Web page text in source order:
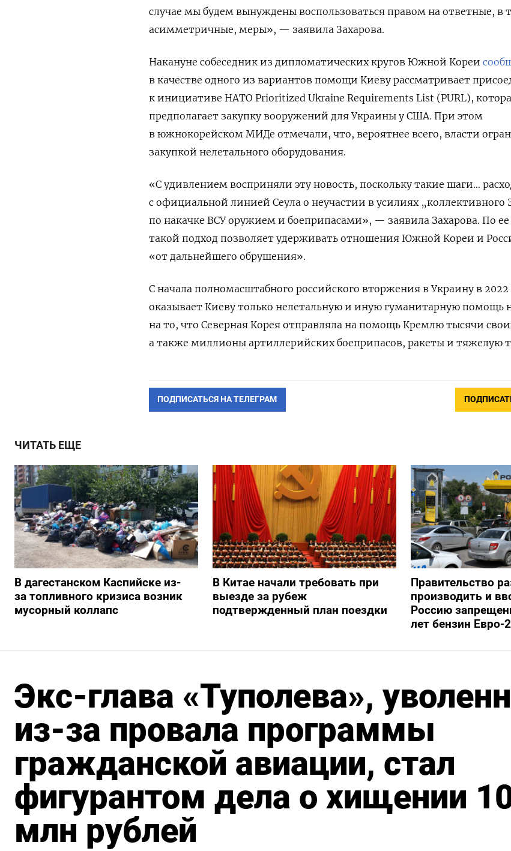
случае мы будем вынуждены воспользоваться правом на ответные, в
асимметричные, меры», — заявила Захарова.
Накануне собеседник из дипломатических кругов Южной Кореи
в качестве одного из вариантов помощи Киеву рассматривает
к инициативе НАТО Prioritized Ukraine Requirements List (PURL),
предполагает закупку вооружений для Украины у США. При этом
в южнокорейском МИДе отмечали, что, вероятнее всего, власти
закупкой нелетального оборудования.
«С удивлением восприняли эту новость, поскольку такие шаги…
с официальной линией Сеула о неучастии в усилиях „коллективного
по накачке ВСУ оружием и боеприпасами», — заявила Захарова. По ее
такой подход позволяет удерживать отношения Южной Кореи и
«от дальнейшего обрушения».
С начала полномасштабного российского вторжения в Украину в 2022
оказывает Киеву только нелетальную и иную гуманитарную помощь
на то, что Северная Корея отправляла на помощь Кремлю тысячи
а также миллионы артиллерийских боеприпасов, ракеты и тяжелую
ПОДПИСАТЬСЯ НА ТЕЛЕГРАМ
ЧИТАТЬ ЕЩЕ
В дагестанском Каспийске из-
за топливного кризиса возник
мусорный коллапс
В Китае начали требовать при
выезде за рубеж
подтвержденный план поездки
Правительство
производить и
Россию
лет бензин Евро-2
Экс-глава «Туполева»,
из-за провала программы
гражданской авиации, стал
фигурантом дела о хищении
млн рублей